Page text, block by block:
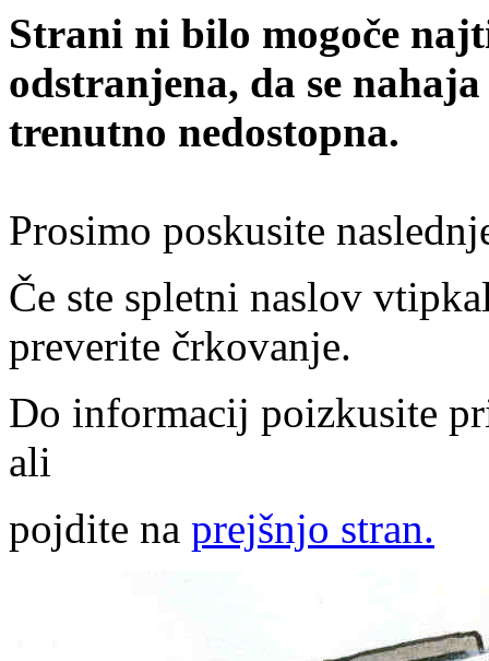
Strani ni bilo mogoče
odstranjena, da se
trenutno nedostopna.
Prosimo poskusite
Če ste spletni naslov
preverite črkovanje.
Do informacij poizkusite
ali
pojdite na prejšnjo stran.